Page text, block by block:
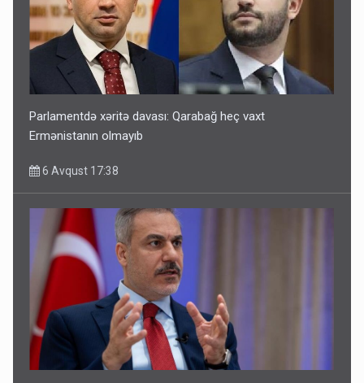
Parlamentdə xəritə davası: Qarabağ heç vaxt
Ermənistanın olmayıb
6 Avqust 17:38